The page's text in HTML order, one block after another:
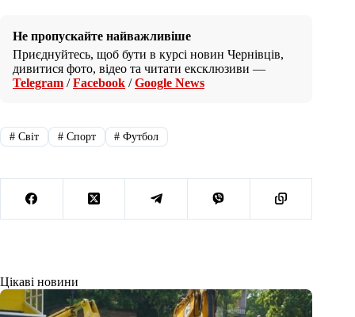
Не пропускайте найважливіше
Приєднуйтесь, щоб бути в курсі новин Чернівців,
дивитися фото, відео та читати ексклюзиви —
Telegram /Facebook /Google News
#Світ #Спорт # Футбол
Цікаві новини